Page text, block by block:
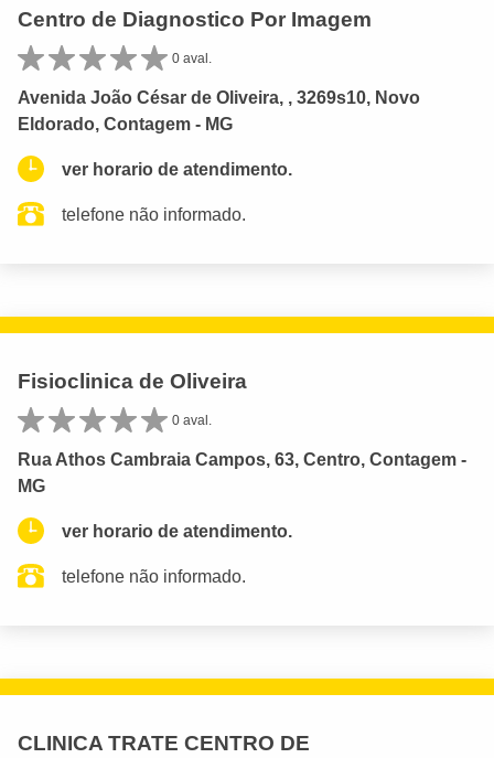
Centro de Diagnostico Por Imagem
0 aval.
Avenida João César de Oliveira, , 3269s10, Novo
Eldorado, Contagem - MG
ver horario de atendimento.
telefone não informado.
Fisioclinica de Oliveira
0 aval.
Rua Athos Cambraia Campos, 63, Centro, Contagem -
MG
ver horario de atendimento.
telefone não informado.
CLINICA TRATE CENTRO DE